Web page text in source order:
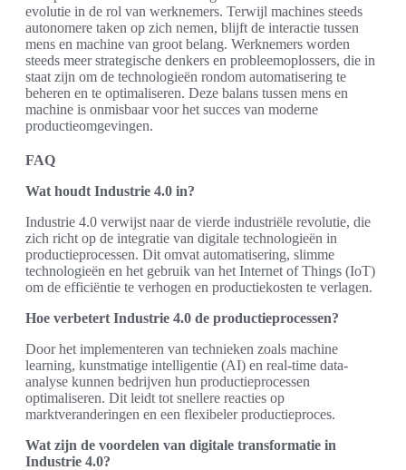
evolutie in de rol van werknemers. Terwijl machines steeds
autonomere taken op zich nemen, blijft de interactie tussen
mens en machine van groot belang. Werknemers worden
steeds meer strategische denkers en probleemoplossers, die in
staat zijn om de technologieën rondom automatisering te
beheren en te optimaliseren. Deze balans tussen mens en
machine is onmisbaar voor het succes van moderne
productieomgevingen.
FAQ
Wat houdt Industrie 4.0 in?
Industrie 4.0 verwijst naar de vierde industriële revolutie, die
zich richt op de integratie van digitale technologieën in
productieprocessen. Dit omvat automatisering, slimme
technologieën en het gebruik van het Internet of Things (IoT)
om de efficiëntie te verhogen en productiekosten te verlagen.
Hoe verbetert Industrie 4.0 de productieprocessen?
Door het implementeren van technieken zoals machine
learning, kunstmatige intelligentie (AI) en real-time data-
analyse kunnen bedrijven hun productieprocessen
optimaliseren. Dit leidt tot snellere reacties op
marktveranderingen en een flexibeler productieproces.
Wat zijn de voordelen van digitale transformatie in
Industrie 4.0?